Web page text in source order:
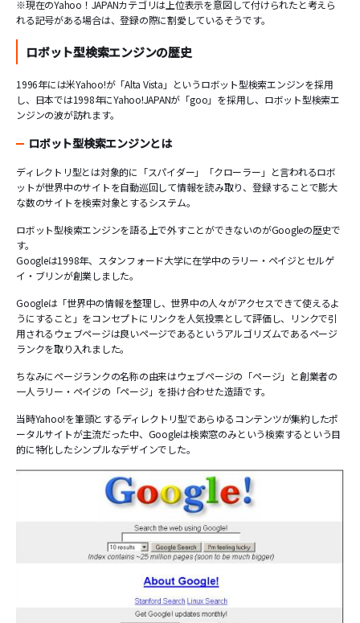
※現在のYahoo！JAPANカテゴリは上位表示を意図して付けられたと考えら
れる記号がある場合は、登録の際に割愛しているそうです。
ロボット型検索エンジンの歴史
1996年には米Yahoo!が「Alta Vista」というロボット型検索エンジンを採用
し、日本では1998年にYahoo!JAPANが「goo」を採用し、ロボット型検索エ
ンジンの波が訪れます。
ロボット型検索エンジンとは
ディレクトリ型とは対象的に「スパイダー」「クローラー」と言われるロボ
ットが世界中のサイトを自動巡回して情報を読み取り、登録することで膨大
な数のサイトを検索対象とするシステム。
ロボット型検索エンジンを語る上で外すことができないのがGoogleの歴史で
す。
Googleは1998年、スタンフォード大学に在学中のラリー・ペイジとセルゲ
イ・ブリンが創業しました。
Googleは「世界中の情報を整理し、世界中の人々がアクセスできて使えるよ
うにすること」をコンセプトにリンクを人気投票として評価し、リンクで引
用されるウェブページは良いページであるというアルゴリズムであるページ
ランクを取り入れました。
ちなみにページランクの名称の由来はウェブページの「ページ」と創業者の
一人ラリー・ペイジの「ページ」を掛け合わせた造語です。
当時Yahoo!を筆頭とするディレクトリ型であらゆるコンテンツが集約したポ
ータルサイトが主流だった中、Googleは検索窓のみという検索するという目
的に特化したシンプルなデザインでした。